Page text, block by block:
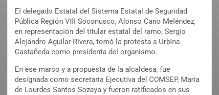
El delegado Estatal del Sistema Estatal de Seguridad
Pública Región VIII Soconusco, Alonso Cano Meléndez,
en representación del titular estatal del ramo, Sergio
Alejandro Aguilar Rivera, tomó la protesta a Urbina
Castañeda como presidenta del organismo.
En ese marco y a propuesta de la alcaldesa, fue
designada como secretaria Ejecutiva del COMSEP, María
de Lourdes Santos Sozaya y fueron ratificados en sus